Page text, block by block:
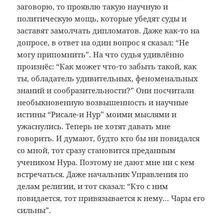
заговорю, то проявлю такую научную и
политическую мощь, которые убедят суды и
заставят замолчать дипломатов. Даже как-то на
допросе, в ответ на один вопрос я сказал: “Не
могу припомнить”. На что судья удивлённо
произнёс: “Как может что-то забыть такой, как
ты, обладатель удивительных, феноменальных
знаний и сообразительности?” Они посчитали
необыкновенную возвышенность и научные
истины “Рисале-и Нур” моими мыслями и
ужаснулись. Теперь не хотят давать мне
говорить. И думают, будто кто бы ни повидался
со мной, тот сразу становится преданным
учеником Нура. Поэтому не дают мне ни с кем
встречаться. Даже начальник Управления по
делам религии, и тот сказал: “Кто с ним
повидается, тот привязывается к нему… Чары его
сильны”.